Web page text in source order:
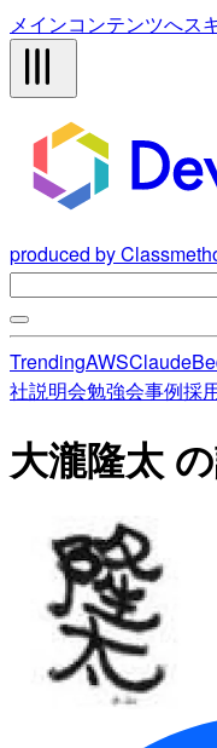
メインコンテンツへス
produced by
TrendingAWSClaude
社説明会勉強会事例採
大瀧隆太